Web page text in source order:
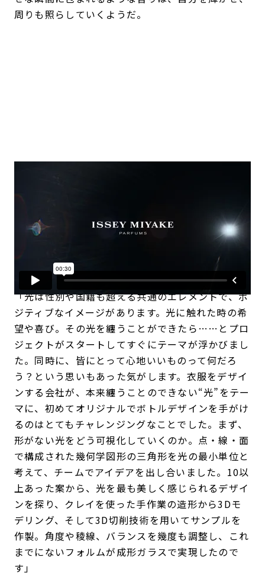
周りも照らしていくようだ。
インに。
三宅デザイン事務所デザインチーム 松本陽介
“Wearing Light（光を纏う）”というコンセプトは
どう生まれたのだろう？
「光は性別や国籍も超える共通のエレメントで、ポ
ジティブなイメージがあります。光に触れた時の希
望や喜び。その光を纏うことができたら……とプロ
ジェクトがスタートしてすぐにテーマが浮かびまし
た。同時に、皆にとって心地いいものって何だろ
う？という思いもあった気がします。衣服をデザイ
ンする会社が、本来纏うことのできない“光”をテー
マに、初めてオリジナルでボトルデザインを手がけ
るのはとてもチャレンジングなことでした。まず、
形がない光をどう可視化していくのか。点・線・面
で構成された幾何学図形の三角形を光の最小単位と
考えて、チームでアイデアを出し合いました。10以
上あった案から、光を最も美しく感じられるデザイ
ンを探り、クレイを使った手作業の造形から3Dモ
デリング、そして3D切削技術を用いてサンプルを
作製。角度や稜線、バランスを幾度も調整し、これ
までにないフォルムが成形ガラスで実現したので
す」